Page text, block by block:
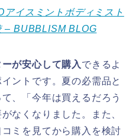
アイスミントボディミスト
– BUBBLISM BLOG
ーが安心して購入 できるよ
ントです。夏の必需品と
、「今年は買えるだろう
なくなりました。また、
ミを見てから購入を検討